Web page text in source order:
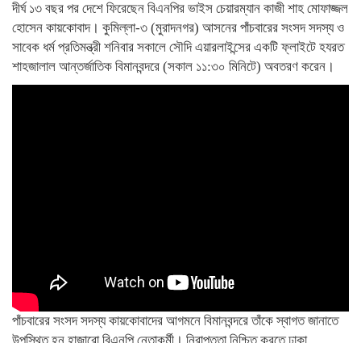
দীর্ঘ ১৩ বছর পর দেশে ফিরেছেন বিএনপির ভাইস চেয়ারম্যান কাজী শাহ মোফাজ্জল
হোসেন কায়কোবাদ। কুমিল্লা-৩ (মুরাদনগর) আসনের পাঁচবারের সংসদ সদস্য ও
সাবেক ধর্ম প্রতিমন্ত্রী শনিবার সকালে সৌদি এয়ারলাইন্সের একটি ফ্লাইটে হযরত
শাহজালাল আন্তর্জাতিক বিমানবন্দরে (সকাল ১১:৩০ মিনিটে) অবতরণ করেন।
পাঁচবারের সংসদ সদস্য কায়কোবাদের আগমনে বিমানবন্দরে তাঁকে স্বাগত জানাতে